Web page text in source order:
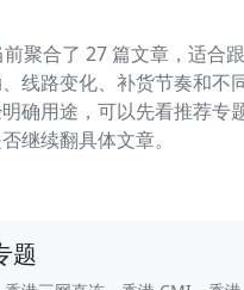
前聚合了 27 篇文章，适合
线路变化、补货节奏和不
确用途，可以先看推荐专
继续翻具体文章。
题